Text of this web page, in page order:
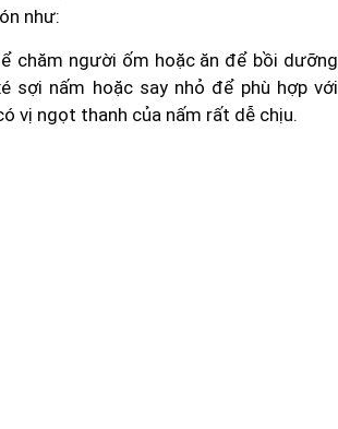
như:
chăm người ốm hoặc ăn để bồi dưỡng
sợi nấm hoặc say nhỏ để phù hợp với
vị ngọt thanh của nấm rất dễ chịu.